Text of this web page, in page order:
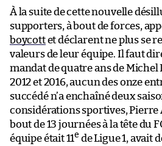
À la suite de cette nouvelle
supporters, à bout de forces,
boycottet déclarent ne plus se
valeurs de leur équipe. Il faut
mandat de quatre ans de
2012 et 2016, aucun des onze
succédé n’a enchaîné deux
considérations sportives, Pierre
bout de 13 journées à la tête du
équipe était 11e de Ligue 1, avait